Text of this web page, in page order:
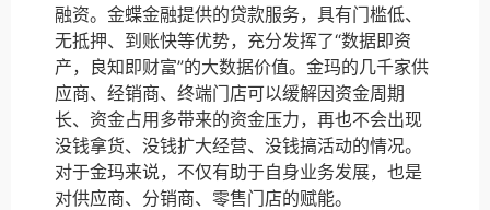
融资。金蝶金融提供的贷款服务，具有门槛低、
无抵押、到账快等优势，充分发挥了“数据即资
产，良知即财富”的大数据价值。金玛的几千家供
应商、经销商、终端门店可以缓解因资金周期
长、资金占用多带来的资金压力，再也不会出现
没钱拿货、没钱扩大经营、没钱搞活动的情况。
对于金玛来说，不仅有助于自身业务发展，也是
对供应商、分销商、零售门店的赋能。